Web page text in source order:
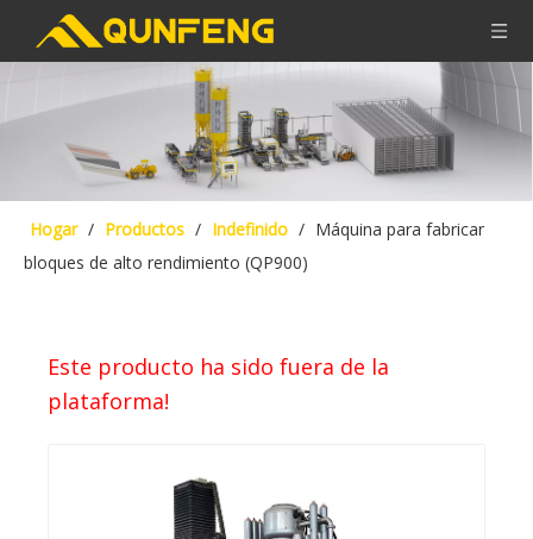
Hogar / Productos / Indefinido / Máquina para fabricar
bloques de alto rendimiento (QP900)
Este producto ha sido fuera de la
plataforma!